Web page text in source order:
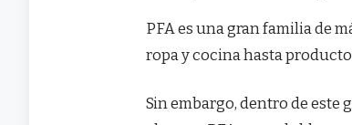
PFA es una gran familia de
ropa y cocina hasta
Sin embargo, dentro de este